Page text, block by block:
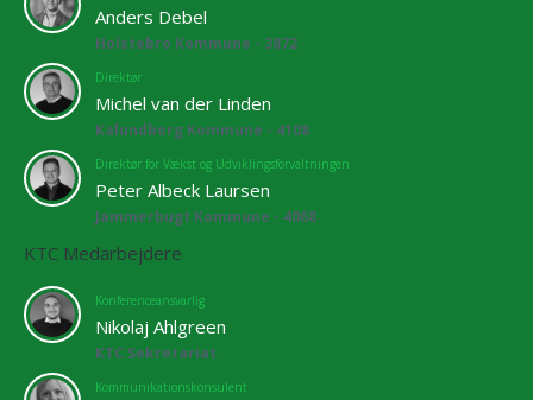
Anders Debel
Holstebro Kommune - 3872
Direktør
Michel van der Linden
Kalundborg Kommune - 4108
Direktør for Vækst og Udviklingsforvaltningen
Peter Albeck Laursen
Jammerbugt Kommune - 4068
KTC Medarbejdere
Konferenceansvarlig
Nikolaj Ahlgreen
KTC Sekretariat
Kommunikationskonsulent